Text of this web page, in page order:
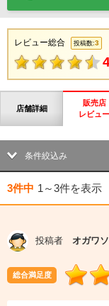
レビュー総合 投稿数:3
店舗詳細
販売店
レビュー
条件絞込み
3件中 1～3件を表示
投稿者 オガワ
総合満足度